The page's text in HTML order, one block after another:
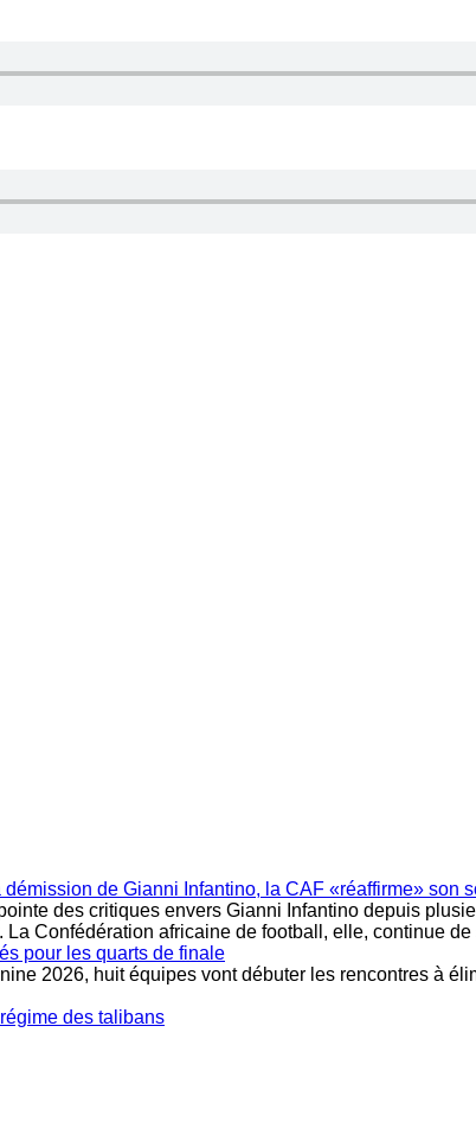
de Gianni Infantino, la CAF «réaffirme» son
des critiques envers Gianni Infantino depuis
Confédération africaine de football, elle, continue
pour les quarts de finale
2026, huit équipes vont débuter les rencontres à
des talibans